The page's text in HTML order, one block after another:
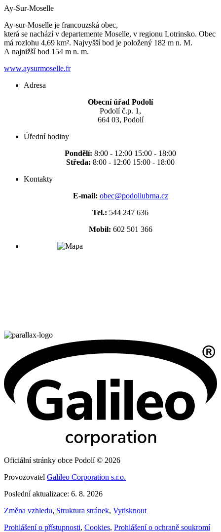
Ay-Sur-Moselle
Ay-sur-Moselle je francouzská obec,
která se nachází v departemente Moselle, v regionu Lotrinsko. Obec
má rozlohu 4,69 km². Najvyšší bod je položený 182 m n. M.
A najnižší bod 154 m n. m.
www.aysurmoselle.fr
Adresa
Obecní úřad Podolí
Podolí č.p. 1,
664 03, Podolí
Úřední hodiny
Pondělí: 8:00 - 12:00 15:00 - 18:00
Středa: 8:00 - 12:00 15:00 - 18:00
Kontakty
E-mail: obec@podoliubrna.cz
Tel.: 544 247 636
Mobil: 602 501 366
Oficiální stránky obce Podolí © 2026
Provozovatel Galileo Corporation s.r.o.
Poslední aktualizace: 6. 8. 2026
Změna vzhledu, Struktura stránek, Vytisknout
Prohlášení o přístupnosti, Cookies, Prohlášení o ochraně soukromí